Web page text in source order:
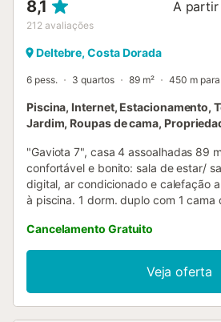
8,1
212 avaliações
A partir
Deltebre, Costa Dorada
6 pess. 3 quartos 89 m² 450 m
Piscina, Internet, Estacionamento,
Jardim, Roupas de cama,
"Gaviota 7", casa 4 assoalhadas 89
confortável e bonito: sala de estar/
digital, ar condicionado e calefação
à piscina. 1 dorm. duplo com 1
cm, 190 cm de comprimento).
torradeira, microondas, congelador,
Banheira/bidê/WC. Ar
terraço, churrasqueira,
dispõe de: máquina de lavar a
Cancelamento Gratuito
Veja oferta